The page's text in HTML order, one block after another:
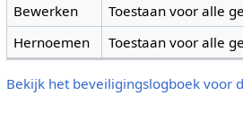
Bewerken
Toestaan voor alle
Hernoemen
Toestaan voor alle
Bekijk het beveiligingslogboek voor